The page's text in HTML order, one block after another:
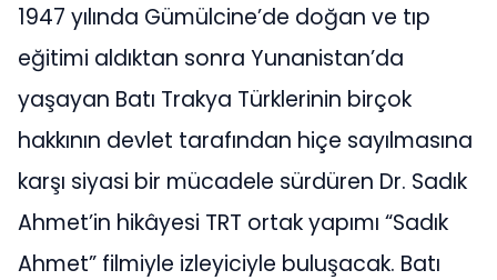
1947 yılında Gümülcine’de doğan ve tıp
eğitimi aldıktan sonra Yunanistan’da
yaşayan Batı Trakya Türklerinin birçok
hakkının devlet tarafından hiçe sayılmasına
karşı siyasi bir mücadele sürdüren Dr. Sadık
Ahmet’in hikâyesi TRT ortak yapımı “Sadık
Ahmet” filmiyle izleyiciyle buluşacak. Batı